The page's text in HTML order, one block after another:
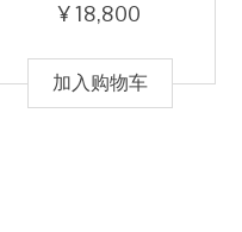
¥18,800
加入购物车